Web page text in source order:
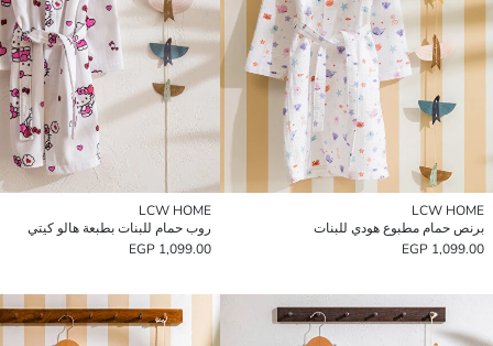
LCW HOME
برنص حمام مطبوع هودي للبنات
1,099.00 EGP
LCW HOME
روب حمام للبنات بطبعة هالو كيتي
1,099.00 EGP